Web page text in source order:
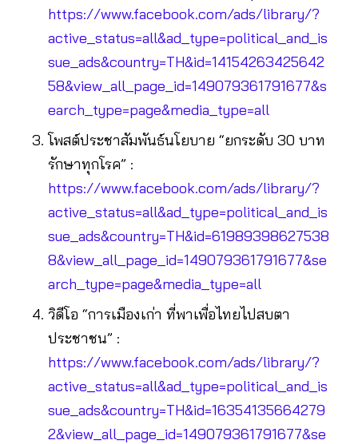
https://www.facebook.com/ads/library/?
active_status=all&ad_type=political_and_is
sue_ads&country=TH&id=14154263425642
58&view_all_page_id=149079361791677&s
earch_type=page&media_type=all
โพสต์ประชาสัมพันธ์นโยบาย “ยกระดับ 30 บาท
รักษาทุกโรค” :
https://www.facebook.com/ads/library/?
active_status=all&ad_type=political_and_is
sue_ads&country=TH&id=61989398627538
8&view_all_page_id=149079361791677&se
arch_type=page&media_type=all
วิดีโอ “การเมืองเก่า ที่พาเพื่อไทยไปสบตา
ประชาชน” :
https://www.facebook.com/ads/library/?
active_status=all&ad_type=political_and_is
sue_ads&country=TH&id=16354135664279
2&view_all_page_id=149079361791677&se